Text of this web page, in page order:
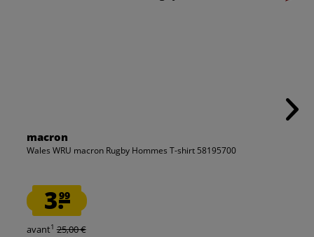
macron
Wales WRU macron Rugby Hommes T-shirt 58195700
3.99
avant1 25,00 €